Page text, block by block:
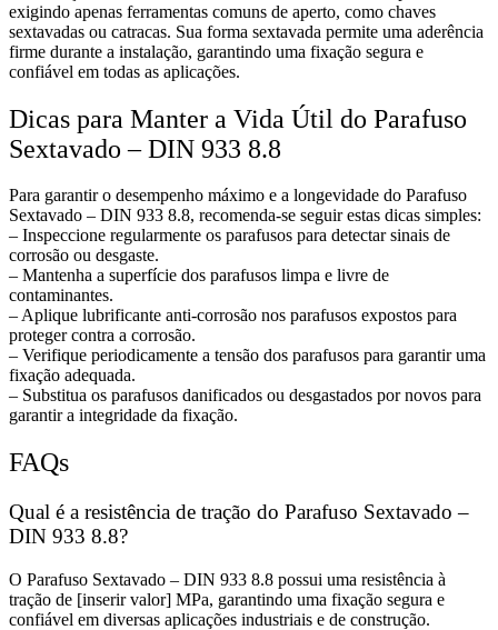
exigindo apenas ferramentas comuns de aperto, como chaves
sextavadas ou catracas. Sua forma sextavada permite uma aderência
firme durante a instalação, garantindo uma fixação segura e
confiável em todas as aplicações.
Dicas para Manter a Vida Útil do Parafuso
Sextavado – DIN 933 8.8
Para garantir o desempenho máximo e a longevidade do Parafuso
Sextavado – DIN 933 8.8, recomenda-se seguir estas dicas simples:
– Inspeccione regularmente os parafusos para detectar sinais de
corrosão ou desgaste.
– Mantenha a superfície dos parafusos limpa e livre de
contaminantes.
– Aplique lubrificante anti-corrosão nos parafusos expostos para
proteger contra a corrosão.
– Verifique periodicamente a tensão dos parafusos para garantir uma
fixação adequada.
– Substitua os parafusos danificados ou desgastados por novos para
garantir a integridade da fixação.
FAQs
Qual é a resistência de tração do Parafuso Sextavado –
DIN 933 8.8?
O Parafuso Sextavado – DIN 933 8.8 possui uma resistência à
tração de [inserir valor] MPa, garantindo uma fixação segura e
confiável em diversas aplicações industriais e de construção.